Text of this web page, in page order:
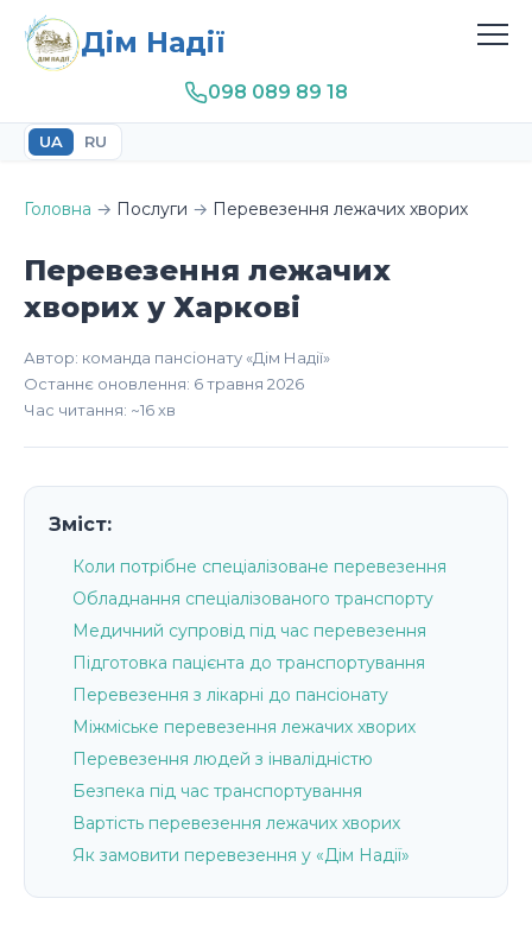
Дім Надії
098 089 89 18
UA RU
Головна → Послуги → Перевезення лежачих хворих
Перевезення лежачих
хворих у Харкові
Автор: команда пансіонату «Дім Надії»
Останнє оновлення: 6 травня 2026
Час читання: ~16 хв
Зміст:
Коли потрібне спеціалізоване перевезення
Обладнання спеціалізованого транспорту
Медичний супровід під час перевезення
Підготовка пацієнта до транспортування
Перевезення з лікарні до пансіонату
Міжміське перевезення лежачих хворих
Перевезення людей з інвалідністю
Безпека під час транспортування
Вартість перевезення лежачих хворих
Як замовити перевезення у «Дім Надії»